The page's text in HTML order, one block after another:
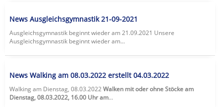
News Ausgleichsgymnastik 21-09-2021
Ausgleichsgymnastik beginnt wieder am 21.09.2021 Unsere
Ausgleichsgymnastik beginnt wieder am...
News Walking am 08.03.2022 erstellt 04.03.2022
Walking am Dienstag, 08.03.2022Walken mit oder ohne Stöcke am
Dienstag, 08.03.2022, 16.00 Uhr am...